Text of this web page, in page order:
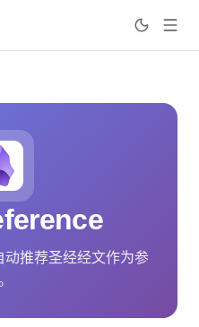
推荐圣经经文作为参